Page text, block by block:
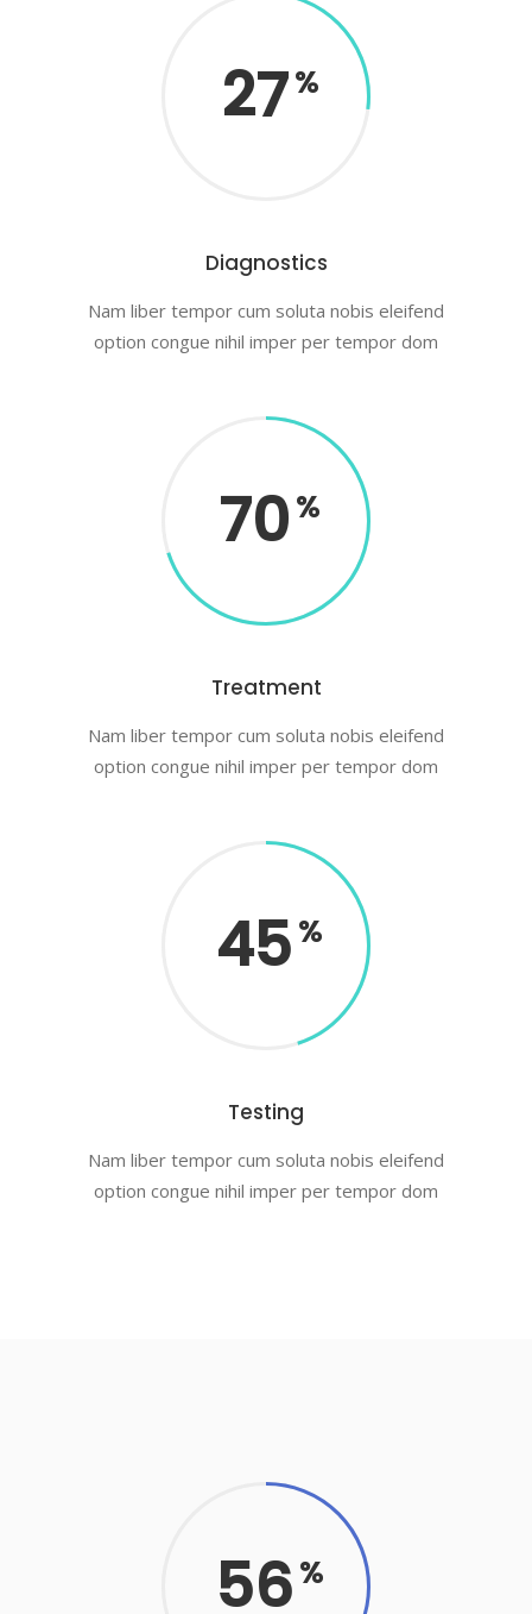
27
Diagnostics
Nam liber tempor cum soluta nobis eleifend
option congue nihil imper per tempor dom
70
Treatment
Nam liber tempor cum soluta nobis eleifend
option congue nihil imper per tempor dom
45
Testing
Nam liber tempor cum soluta nobis eleifend
option congue nihil imper per tempor dom
56